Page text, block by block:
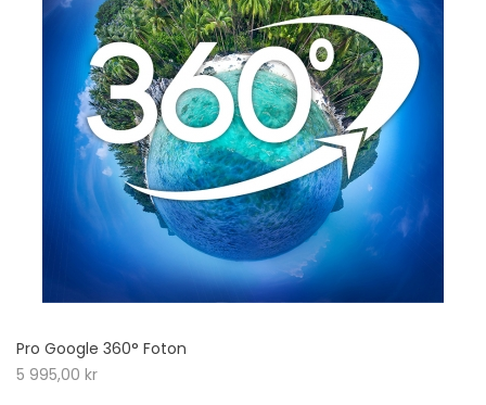
Pro Google 360° Foton
5 995,00 kr